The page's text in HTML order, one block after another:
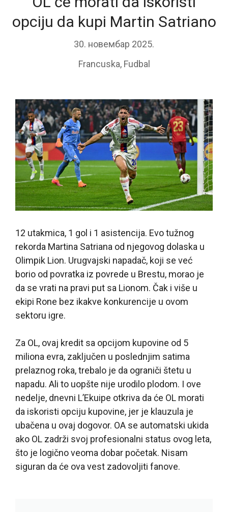
opciju da kupi Martin Satriano
30. новембар 2025.
Francuska, Fudbal
12 utakmica, 1 gol i 1 asistencija. Evo tužnog
rekorda Martina Satriana od njegovog dolaska u
Olimpik Lion. Urugvajski napadač, koji se već
borio od povratka iz povrede u Brestu, morao je
da se vrati na pravi put sa Lionom. Čak i više u
ekipi Rone bez ikakve konkurencije u ovom
sektoru igre.
Za OL, ovaj kredit sa opcijom kupovine od 5
miliona evra, zaključen u poslednjim satima
prelaznog roka, trebalo je da ograniči štetu u
napadu. Ali to uopšte nije urodilo plodom. I ove
nedelje, dnevni L’Ekuipe otkriva da će OL morati
da iskoristi opciju kupovine, jer je klauzula je
ubačena u ovaj dogovor. OA se automatski ukida
ako OL zadrži svoj profesionalni status ovog leta,
što je logično veoma dobar početak. Nisam
siguran da će ova vest zadovoljiti fanove.